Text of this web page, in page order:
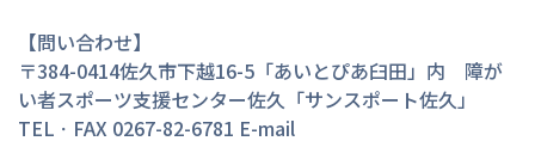
【問い合わせ】
〒384-0414佐久市下越16-5「あいとぴあ臼田」内　障が
い者スポーツ支援センター佐久「サンスポート佐久」